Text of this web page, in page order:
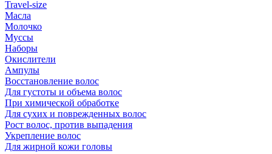
Travel-size
Масла
Молочко
Муссы
Наборы
Окислители
Ампулы
Восстановление волос
Для густоты и объема волос
При химической обработке
Для сухих и поврежденных волос
Рост волос, против выпадения
Укрепление волос
Для жирной кожи головы